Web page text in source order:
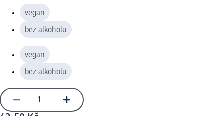
vegan
bez alkoholu
vegan
bez alkoholu